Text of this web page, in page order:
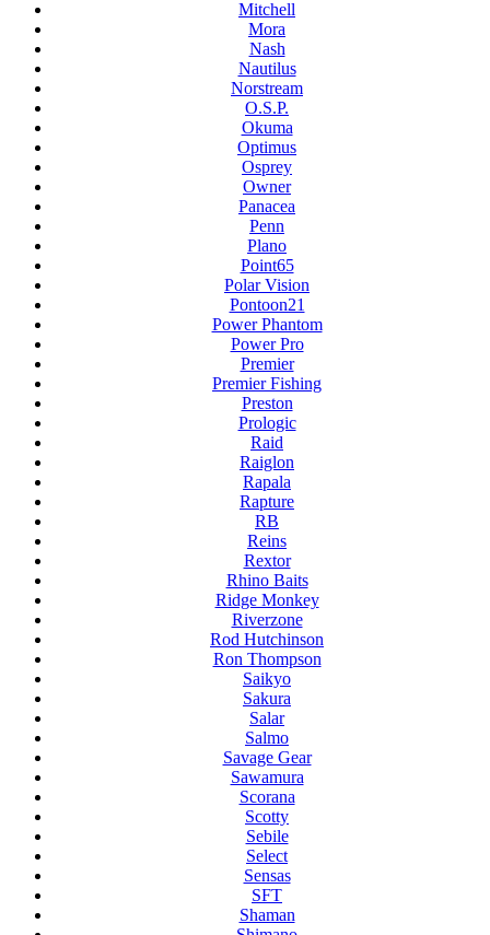
Mitchell
Mora
Nash
Nautilus
Norstream
O.S.P.
Okuma
Optimus
Osprey
Owner
Panacea
Penn
Plano
Point65
Polar Vision
Pontoon21
Power Phantom
Power Pro
Premier
Premier Fishing
Preston
Prologic
Raid
Raiglon
Rapala
Rapture
RB
Reins
Rextor
Rhino Baits
Ridge Monkey
Riverzone
Rod Hutchinson
Ron Thompson
Saikyo
Sakura
Salar
Salmo
Savage Gear
Sawamura
Scorana
Scotty
Sebile
Select
Sensas
SFT
Shaman